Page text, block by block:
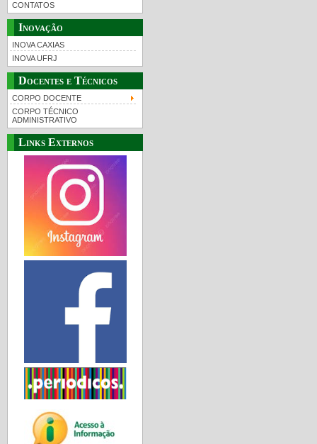
CONTATOS
Inovação
INOVA CAXIAS
INOVA UFRJ
Docentes e Técnicos
CORPO DOCENTE
CORPO TÉCNICO
ADMINISTRATIVO
Links Externos